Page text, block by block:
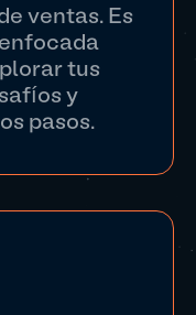
ventas. Es
tus
y
pasos.